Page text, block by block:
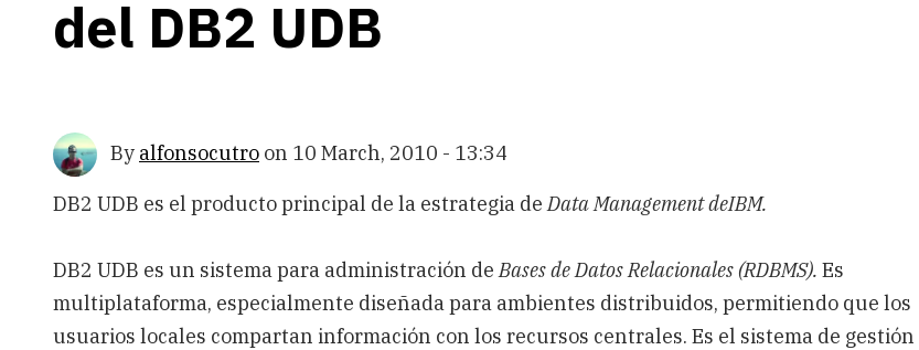
del DB2 UDB
By alfonsocutro on 10 March, 2010 - 13:34
DB2 UDB es el producto principal de la estrategia deData Management deIBM.
DB2 UDB es un sistema para administración deBases de Datos Relacionales (RDBMS). Es
multiplataforma, especialmente diseñada para ambientes distribuidos, permitiendo que los
usuarios locales compartan información con los recursos centrales. Es el sistema de gestión